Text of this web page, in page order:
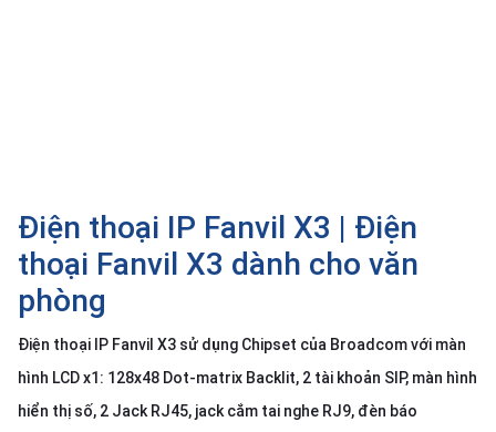
Điện thoại IP Fanvil X3 | Điện
thoại Fanvil X3 dành cho văn
phòng
Điện thoại IP Fanvil X3 sử dụng Chipset của Broadcom với màn
hình LCD x1: 128x48 Dot-matrix Backlit, 2 tài khoản SIP, màn hình
hiển thị số, 2 Jack RJ45, jack cắm tai nghe RJ9, đèn báo
pháp
Dịch
vụ
Hỗ
Tin
tức